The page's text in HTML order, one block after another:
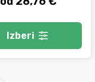
Izberi